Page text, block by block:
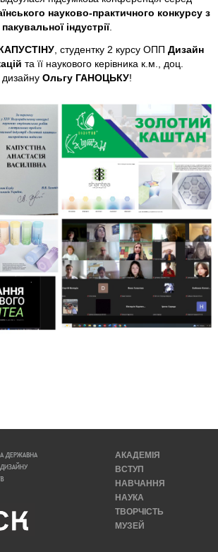
науково-практичного конкурсу з
індустрії.
, студентку 2 курсу ОППДизайн
та її наукового керівника к.м., доц.
дизайнуОльгу ГАНОЦЬКУ!
АКАДЕМІЯ
ВСТУП
НАВЧАННЯ
НАУКА
ТВОРЧІСТЬ
МУЗЕЙ